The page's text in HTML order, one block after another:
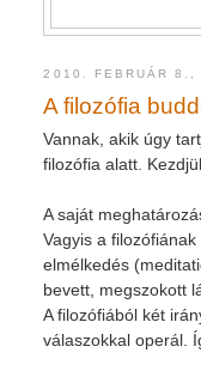
2010. FEBRUÁR 8.,
A filozófia
Vannak, akik úgy
filozófia alatt.
A saját
Vagyis a
elmélkedés
bevett, megszokott
A filozófiából két
válaszokkal operál.